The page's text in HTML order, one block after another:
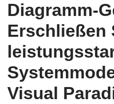
Diagramm-
Erschließen
Visual